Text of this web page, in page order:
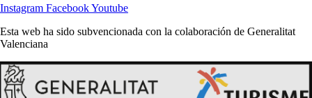
Instagram FacebookYoutube
Esta web ha sido subvencionada con la colaboración de Generalitat
Valenciana